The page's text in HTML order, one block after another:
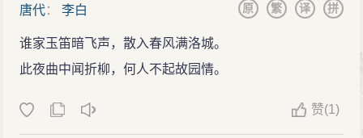
唐代：李白 拼
译
繁
原
谁家玉笛暗飞声，散入春风满洛城。
此夜曲中闻折柳，何人不起故园情。
赞(1)